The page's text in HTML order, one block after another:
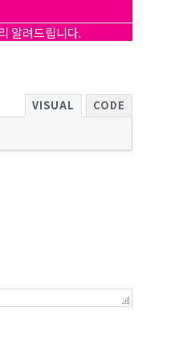
알려드립니다.
VISUAL CODE